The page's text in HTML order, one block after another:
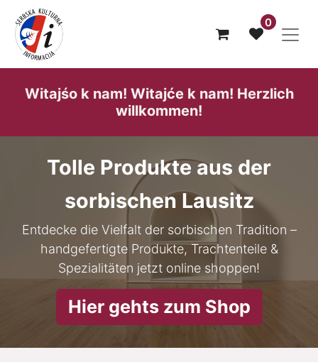
0
Witajśo k nam! Witajće k nam! He​rzlich
willk​ommen!
Tolle Produkte aus der
sorbischen Lausitz
Entdecke die Vielfalt der sorbischen Tradition –
handgefertigte Produkte, Trachtenteile &
Spezialitäten jetzt online shoppen!
Hier gehts zum Shop